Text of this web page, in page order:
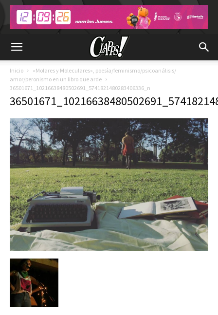
Inicio
«Molares y Moleculares», poesía/feminismo/psicoanálisis/
amor/peronismo en un libro que arde
36501671_10216638480502691_5741821480283406336_n